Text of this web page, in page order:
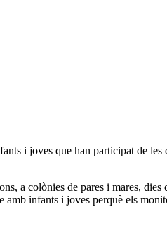
i joves que han participat de
a colònies de pares i mares,
infants i joves perquè els